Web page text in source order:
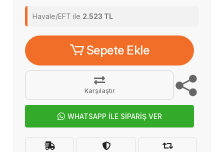
Havale/EFT ile 2.523 TL
Sepete Ekle
Karşılaştır
WHATSAPP İLE SİPARİŞ VER